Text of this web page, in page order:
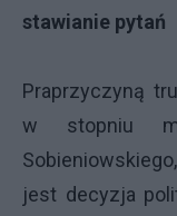
stawianie pytań
Praprzyczyną
w stopniu
jest decyzja